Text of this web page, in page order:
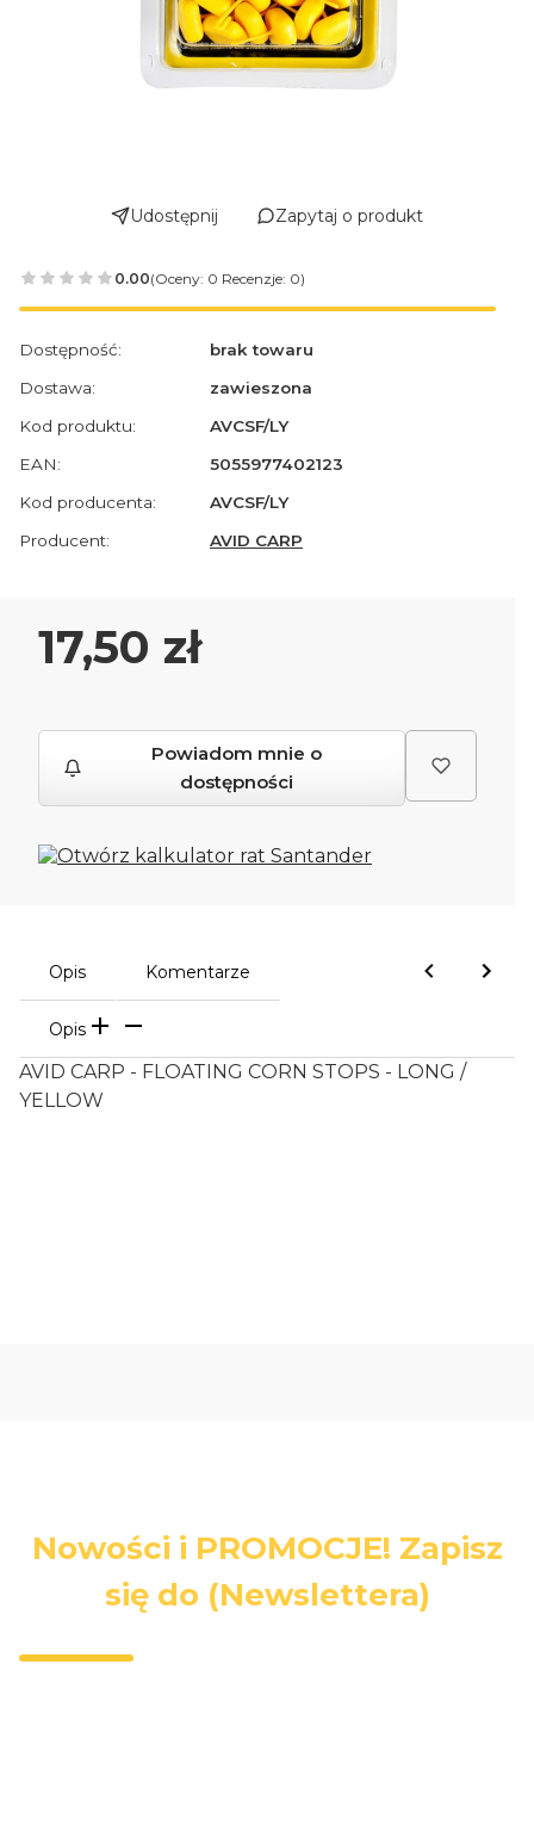
Udostępnij Zapytaj o produkt
0.00(Oceny: 0 Recenzje: 0)
Dostępność:
brak towaru
Dostawa:
zawieszona
Kod produktu:
AVCSF/LY
EAN:
5055977402123
Kod producenta:
AVCSF/LY
Producent:
AVID CARP
Cena
17,50 zł
Powiadom mnie o
dostępności
Opis Komentarze
Opis
AVID CARP - FLOATING CORN STOPS - LONG /
YELLOW
Nowości i PROMOCJE! Zapisz
się do (Newslettera)